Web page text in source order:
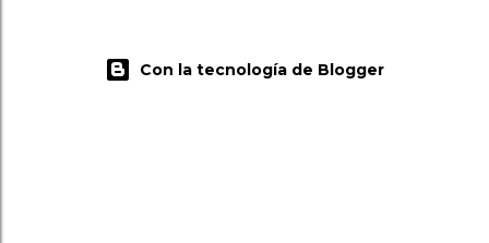
Con la tecnología de Blogger